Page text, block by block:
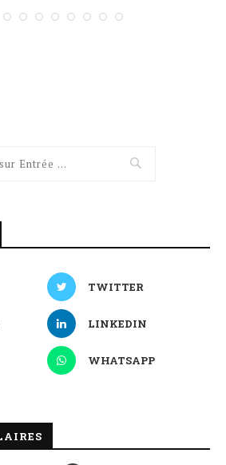
TWITTER
LINKEDIN
WHATSAPP